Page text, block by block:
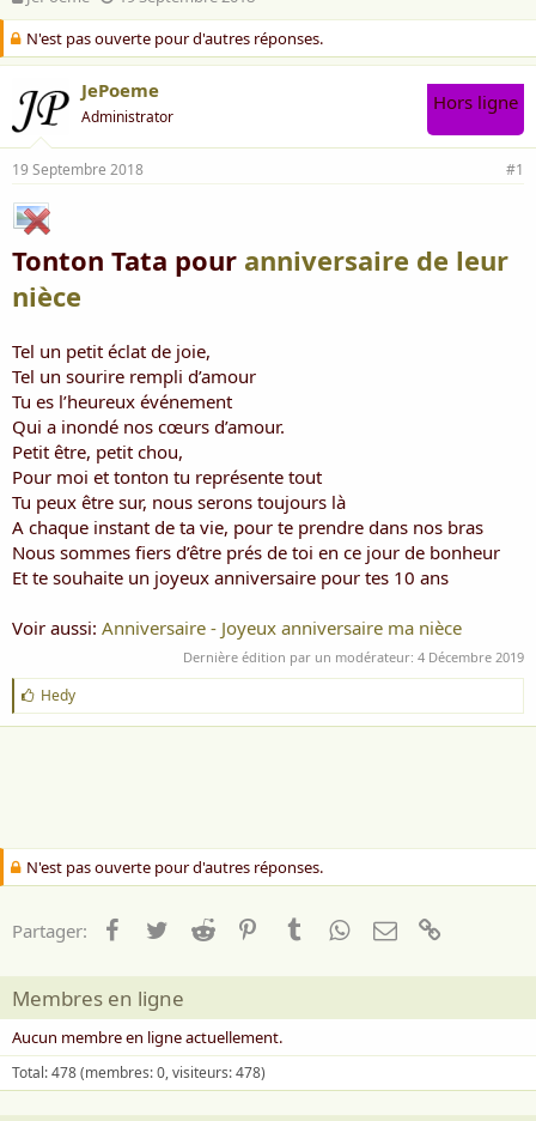
u
t
e
r
d
e
l
a
d
i
s
c
u
s
i
o
n
a
t
e
e
d
é
b
u
N'est pas ouverte pour d'autres réponses.
JePoeme
Administrator
Hors ligne
19 Septembre 2018 #1
Tonton Tata pour anniversaire de leur
nièce
Tel un petit éclat de joie,
Tel un sourire rempli d’amour
Tu es l’heureux événement
Qui a inondé nos cœurs d’amour.
Petit être, petit chou,
Pour moi et tonton tu représente tout
Tu peux être sur, nous serons toujours là
A chaque instant de ta vie, pour te prendre dans nos bras
Nous sommes fiers d’être prés de toi en ce jour de bonheur
Et te souhaite un joyeux anniversaire pour tes 10 ans
Voir aussi: Anniversaire - Joyeux anniversaire ma nièce
Dernière édition par un modérateur: 4 Décembre 2019
J
'
a
Hedy
N'est pas ouverte pour d'autres réponses.
Partager: Facebook
TwitterReddit PinterestTumblrWhatsApp
Email
Membres en ligne
Aucun membre en ligne actuellement.
Total: 478 (membres: 0, visiteurs: 478)